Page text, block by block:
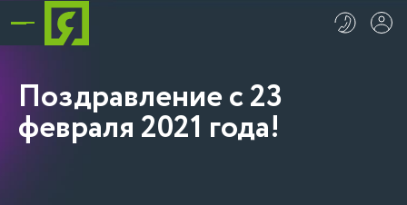
Поздравление с 23
февраля 2021 года!